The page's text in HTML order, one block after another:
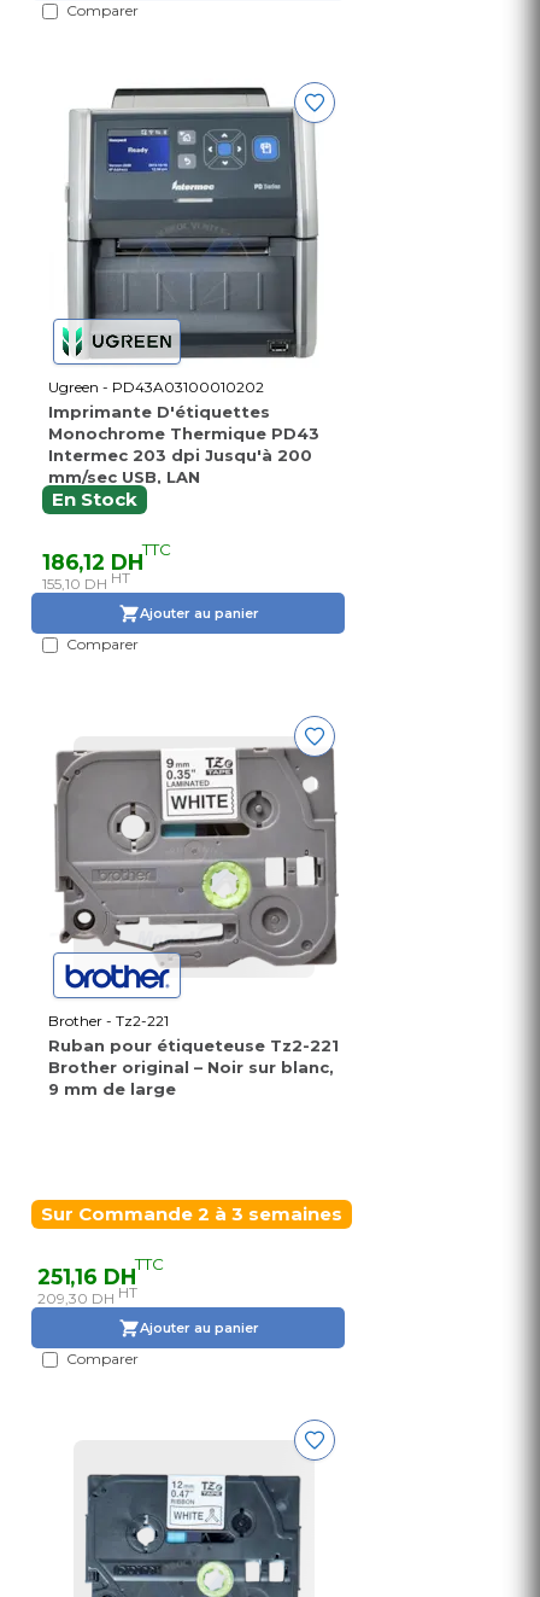
Comparer
Ugreen - PD43A03100010202
Imprimante D'étiquettes
Monochrome Thermique PD43
Intermec 203 dpi Jusqu'à 200
mm/sec USB, LAN
En Stock
186,12 DHTTC
155,10 DH HT
Ajouter au panier
Comparer
Brother - Tz2-221
Ruban pour étiqueteuse Tz2-221
Brother original – Noir sur blanc,
9 mm de large
Sur Commande 2 à 3 semaines
251,16 DHTTC
209,30 DH HT
Ajouter au panier
Comparer